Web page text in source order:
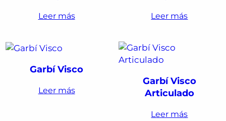
Leer más Leer más
Garbí Visco
Leer más
Garbí Visco
Articulado
Leer más